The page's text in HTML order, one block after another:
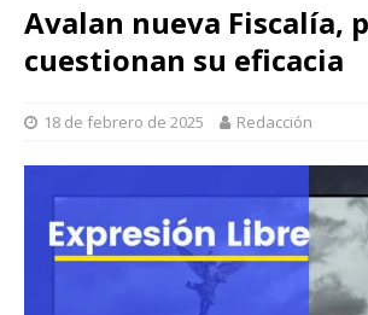
Avalan nueva Fiscalía,
cuestionan su eficacia
18 de febrero de 2025 Redacción